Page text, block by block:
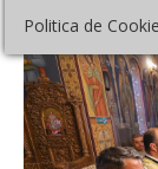
Politica de Cookie